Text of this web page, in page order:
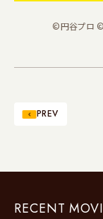
©円谷プロ ©
PREV
RECENT